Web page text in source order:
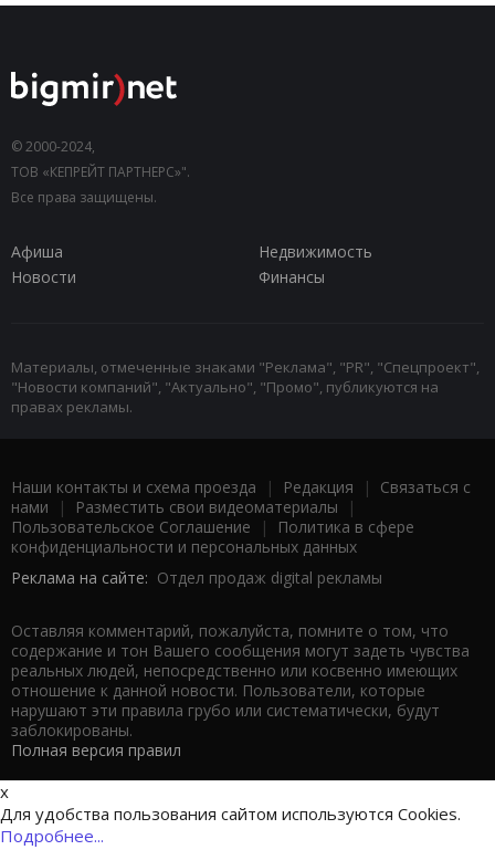
© 2000-2024,
ТОВ «КЕПРЕЙТ ПАРТНЕРС»".
Все права защищены.
Афиша
Недвижимость
Новости
Финансы
Материалы, отмеченные знаками "Реклама", "PR", "Спецпроект",
"Новости компаний", "Актуально", "Промо", публикуются на
правах рекламы.
Наши контакты и схема проезда | Редакция | Связаться с
нами | Разместить свои видеоматериалы |
Пользовательское Соглашение |
Политика в сфере
конфиденциальности и персональных данных
Реклама на сайте: Отдел продаж digital рекламы
Оставляя комментарий, пожалуйста, помните о том, что
содержание и тон Вашего сообщения могут задеть чувства
реальных людей, непосредственно или косвенно имеющих
отношение к данной новости. Пользователи, которые
нарушают эти правила грубо или систематически, будут
заблокированы.
Полная версия правил
x
Для удобства пользования сайтом используются Cookies.
Подробнее...